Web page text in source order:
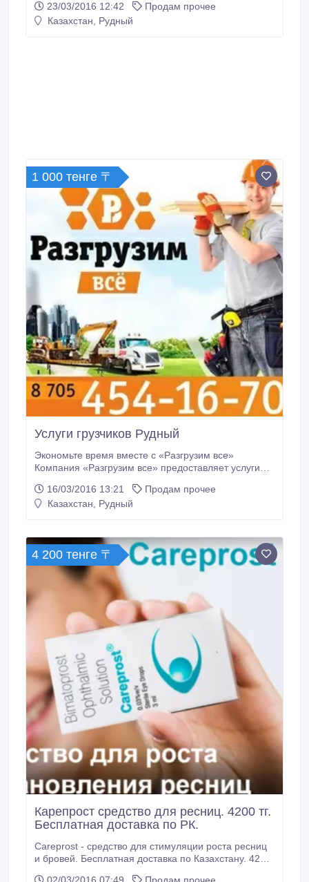
покажем и расскажем. Проходимость на большой
аквариум 30 человек в день( сейчас цена
23/03/2016 12:42
Продам прочее
Казахстан, Рудный
1 000 тенге 〒
Услуги грузчиков Рудный
Экономьте время вместе с «Разгрузим все»
Компания «Разгрузим все» предоставляет услуги
Предоставляем следующие услуги для бизнеса: -
Предлагаем аренду грузчиков, разнорабочих, (
другого транспорта; - Перенос, упаковка,
маркировка, сортировка товаров и грузов; -
организации переезда ( офис, склады ); - Вынос
строительного мусора; - Демонтажные работы -
Снегоуборочные работы дворов, промышленных и
других территорий.
16/03/2016 13:21
Продам прочее
Казахстан, Рудный
4 200 тенге 〒
Карепрост средство для ресниц. 4200 тг.
Бесплатная доставка по РК.
Careprost - средство для стимуляции роста ресниц
и бровей. Бесплатная доставка по Казахстану. 4200